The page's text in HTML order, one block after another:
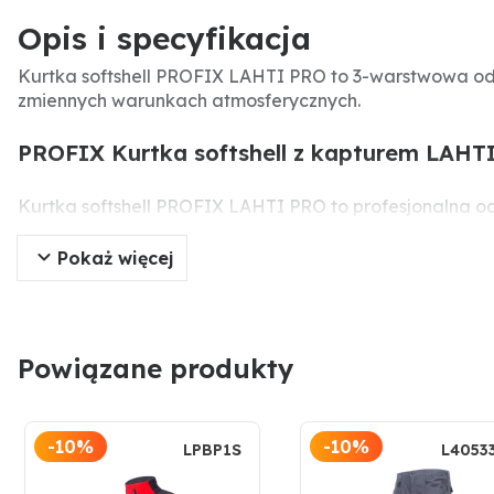
Opis i specyfikacja
Kurtka softshell PROFIX LAHTI PRO to 3-warstwowa
zmiennych warunkach atmosferycznych.
PROFIX Kurtka softshell z kapturem
Kurtka softshell PROFIX LAHTI PRO to profesjonalna
mm i oddychalność 3000 g/m²/24h, co gwarantuje
sprawdzi się zarówno w codziennym użytkowaniu, jak i
Producent:PROFIX
Model:LAHTI PRO
Kolor:czerwony
Materiał:tkanina soft-shell 96% poliester, 4% elastan,
Wodoodporność:
Pokaż więcej
Powiązane produkty
-10% LPBP1S -10%